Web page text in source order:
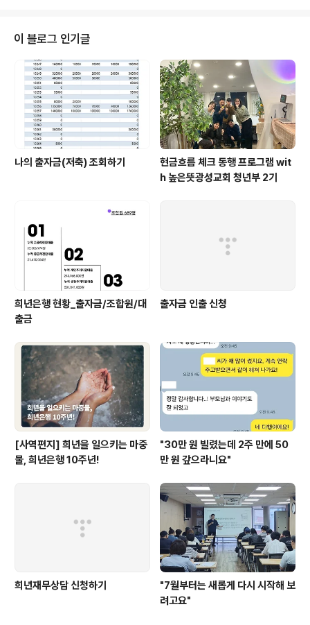
수 있도록 하기 위해 만들어진 공동체 기금입니다. 교우들
의 자발적인 후원으로 운영되고, 사용자의 상황 및 판단에
따라 이자, 기한 및 기타 제약 없이 자유롭게 상환하도록 하
고 있습니다. 희년은행과의 협력을 통해, 그 과정이 더 투명
하고 지속가능하며 확장되기를 바라고 있습니다. 이러한
연대의 결실이 귀하게 맺혀가기를 소망합..
이 블로그 인기글
나의 출자금(저축) 조회하기
현금흐름 체크 동행 프로그램 wit
h 높은뜻광성교회 청년부 2기
희년은행 현황_출자금/조합원/대
출금
출자금 인출 신청
[사역편지] 희년을 일으키는 마중
물, 희년은행 10주년!
"30만 원 빌렸는데 2주 만에 50
만 원 갚으라니요"
희년재무상담 신청하기
"7월부터는 새롭게 다시 시작해 보
려고요"